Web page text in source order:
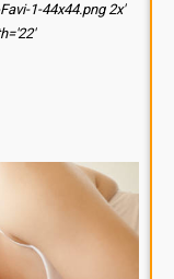
1-44x44.png 2x'